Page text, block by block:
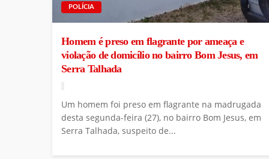
POLÍCIA
Homem é preso em flagrante por ameaça e
violação de domicílio no bairro Bom Jesus, em
Serra Talhada
Um homem foi preso em flagrante na madrugada
desta segunda-feira (27), no bairro Bom Jesus, em
Serra Talhada, suspeito de...